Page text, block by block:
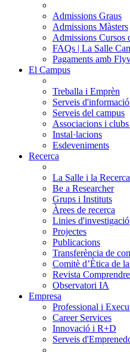
Admissions Graus
Admissions Màsters
Admissions Cursos
FAQs | La Salle
Pagaments amb
El Campus
Treballa i Emprèn
Serveis
Serveis del campus
Associacions i clubs
Instal·lacions
Esdeveniments
Recerca
La Salle i la Recerca
Be a Researcher
Grups i Instituts
Àrees de recerca
Linies d'investigació
Projectes
Publicacions
Transferència de
Comitè d’Ètica de
Revista Comprendre
Observatori IA
Empresa
Professional i
Career Services
Innovació i R+D
Serveis